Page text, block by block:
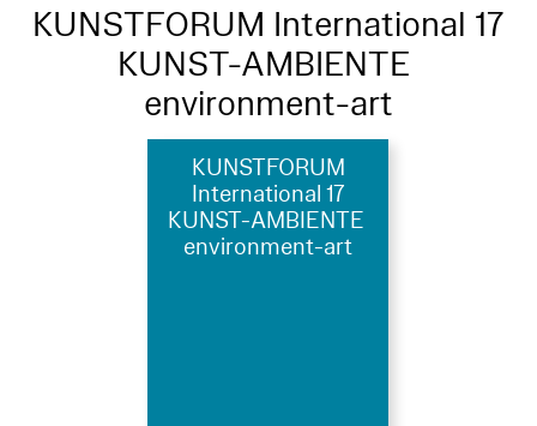
KUNSTFORUM International 17
KUNST-AMBIENTE
environment-art
KUNSTFORUM
International 17
KUNST-AMBIENTE
environment-art